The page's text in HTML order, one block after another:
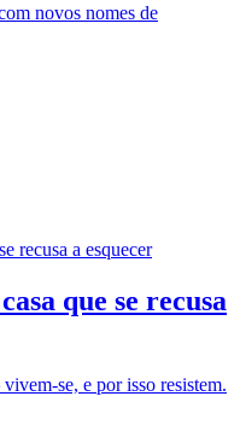
novos nomes de
que se recusa
se, e por isso resistem.